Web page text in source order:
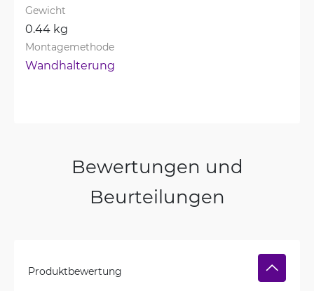
Gewicht
0.44 kg
Montagemethode
Wandhalterung
Bewertungen und
Beurteilungen
Produktbewertung